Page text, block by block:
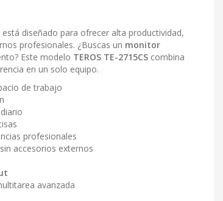
está diseñado para ofrecer alta productividad,
profesionales. ¿Buscas un monitor
Este modelo TEROS TE-2715CS combina
en un solo equipo.
de trabajo
profesionales
accesorios externos
avanzada